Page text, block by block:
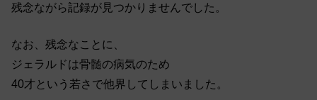
残念ながら記録が見つかりませんでした。
なお、残念なことに、
ジェラルドは骨髄の病気のため
40才という若さで他界してしまいました。